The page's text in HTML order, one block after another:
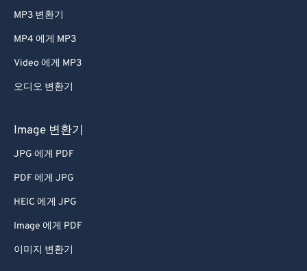
MP3 변환기
MP4 에게 MP3
Video 에게 MP3
오디오 변환기
Image 변환기
JPG 에게 PDF
PDF 에게 JPG
HEIC 에게 JPG
Image 에게 PDF
이미지 변환기